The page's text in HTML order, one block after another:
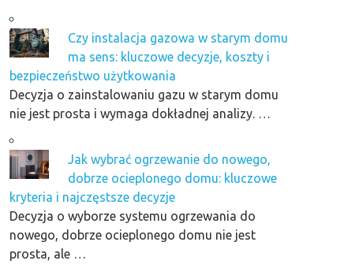
Czy instalacja gazowa w starym domu
ma sens: kluczowe decyzje, koszty i
bezpieczeństwo użytkowania
Decyzja o zainstalowaniu gazu w starym domu
nie jest prosta i wymaga dokładnej analizy. …
Jak wybrać ogrzewanie do nowego,
dobrze ocieplonego domu: kluczowe
kryteria i najczęstsze decyzje
Decyzja o wyborze systemu ogrzewania do
nowego, dobrze ocieplonego domu nie jest
prosta, ale …